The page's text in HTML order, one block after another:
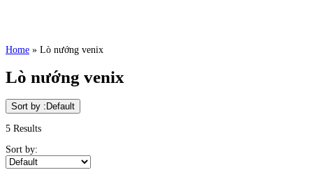
Home » Lò nướng venix
Lò nướng venix
Sort by :Default
5 Results
Sort by: